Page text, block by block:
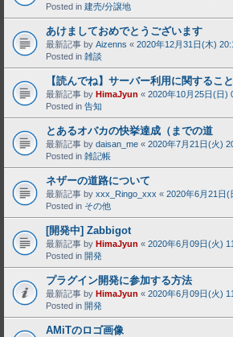
Posted in 建売/分譲地
あけましておめでとうございます
最新記事 by Aizenns « 2020年12月31日(木)
Posted in 雑談
【読んでね】サーバー利用に関すること
最新記事 by HimaJyun « 2020年10月25日(日)
Posted in 告知
とあるオバカの快挙達成（までの道
最新記事 by daisan_me « 2020年7月21日(火)
Posted in 雑記帳
ネザーの道路について
最新記事 by xxx_Ringo_xxx « 2020年6月21日(
Posted in その他
[開発中] Zabbigot
最新記事 by HimaJyun « 2020年6月09日(火)
Posted in 開発
プラグイン開発に参加する方法
最新記事 by HimaJyun « 2020年6月09日(火)
Posted in 開発
AMiTのロゴ画像